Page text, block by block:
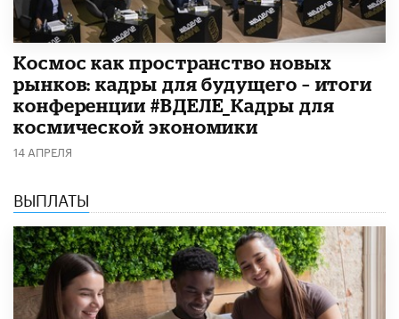
Космос как пространство новых
рынков: кадры для будущего – итоги
конференции #ВДЕЛЕ_Кадры для
космической экономики
14 АПРЕЛЯ
ВЫПЛАТЫ